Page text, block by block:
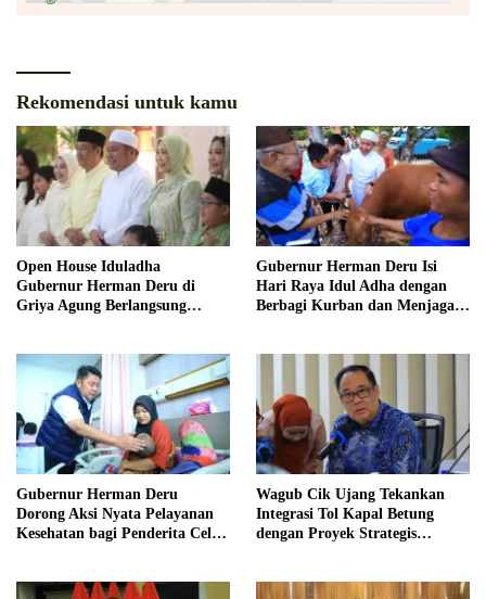
Rekomendasi untuk kamu
Open House Iduladha
Gubernur Herman Deru di
Griya Agung Berlangsung
Gubernur Herman Deru Isi
Hari Raya Idul Adha dengan
Berbagi Kurban dan Menjaga
Gubernur Herman Deru
Dorong Aksi Nyata Pelayanan
Kesehatan bagi Penderita Celah
Wagub Cik Ujang Tekankan
Integrasi Tol Kapal Betung
dengan Proyek Strategis